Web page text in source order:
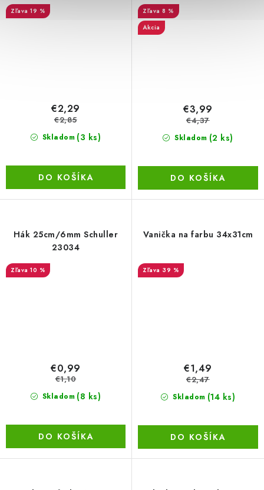
19 %
Skladom (3 ks)
€2,29
€2,85
DO KOŠÍKA
8 %
Akcia
Skladom (2 ks)
€3,99
€4,37
DO KOŠÍKA
Hák 25cm/6mm Schuller
23034
10 %
Skladom (8 ks)
€0,99
€1,10
DO KOŠÍKA
Vanička na farbu 34x31cm
39 %
Skladom (14 ks)
€1,49
€2,47
DO KOŠÍKA